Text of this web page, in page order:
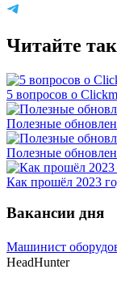
Читайте
5 вопросов о
Полезные
Полезные
Как прошёл 2023
Вакансии дня
Машинист
HeadHunter